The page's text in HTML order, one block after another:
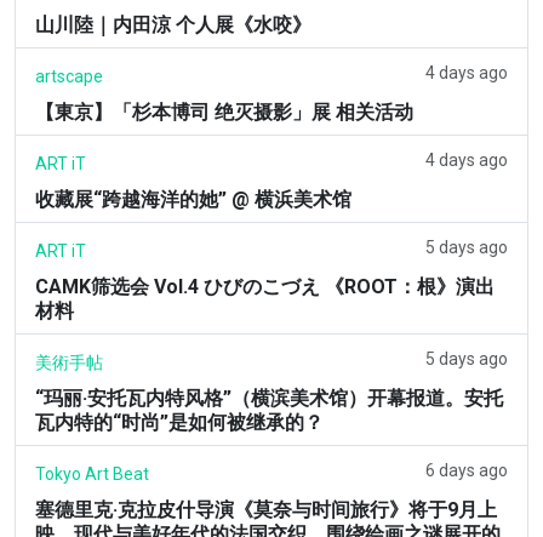
山川陸｜内田涼 个人展《水咬》
artscape 4 days ago
【東京】「杉本博司 绝灭摄影」展 相关活动
ART iT 4 days ago
收藏展“跨越海洋的她” @ 横浜美术馆
ART iT 5 days ago
CAMK筛选会 Vol.4 ひびのこづえ 《ROOT：根》演出
材料
美術手帖 5 days ago
“玛丽·安托瓦内特风格”（横滨美术馆）开幕报道。安托
瓦内特的“时尚”是如何被继承的？
Tokyo Art Beat 6 days ago
塞德里克·克拉皮什导演《莫奈与时间旅行》将于9月上